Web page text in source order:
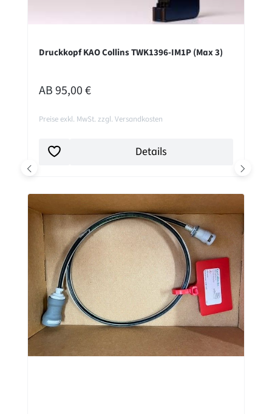
Druckkopf KAO Collins TWK1396-IM1P (Max 3)
REGULÄRER PREIS:
AB95,00 €
Preise exkl. MwSt. zzgl. Versandkosten
Details